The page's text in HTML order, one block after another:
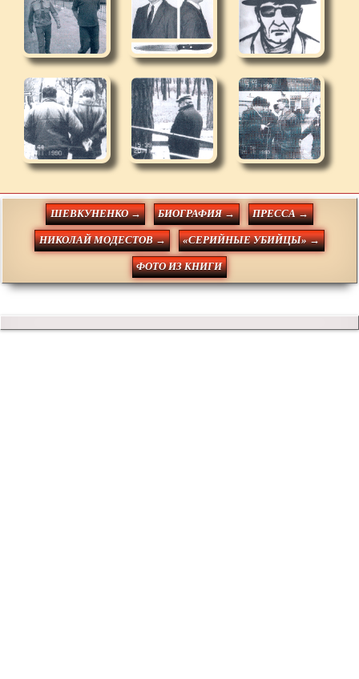
ШЕВКУНЕНКО → БИОГРАФИЯ → ПРЕССА →
НИКОЛАЙ МОДЕСТОВ → «СЕРИЙНЫЕ УБИЙЦЫ» →
ФОТО ИЗ КНИГИ